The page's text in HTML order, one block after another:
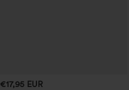
€17,95 EUR